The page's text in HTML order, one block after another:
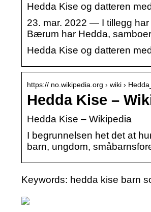
Hedda Kise og datteren
23. mar. 2022 — I tillegg
Bærum har Hedda,
Hedda Kise og datteren
https:// no.wikipedia.org › wiki ›
Hedda Kise –
Hedda Kise – Wikipedia
I begrunnelsen het det at
barn, ungdom,
Keywords: hedda kise barn